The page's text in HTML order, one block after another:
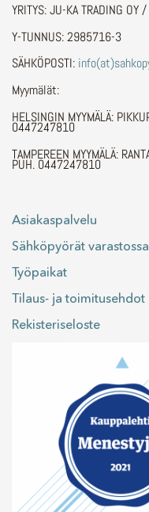
YRITYS: JU-KA TRADING OY
Y-TUNNUS: 2985716-3
SÄHKÖPOSTI:
Myymälät:
HELSINGIN MYYMÄLÄ:
0447247810
TAMPEREEN MYYMÄLÄ:
PUH. 0447247810
Asiakaspalvelu
Sähköpyörät varastossa
Työpaikat
Tilaus- ja toimitusehdot
Rekisteriseloste